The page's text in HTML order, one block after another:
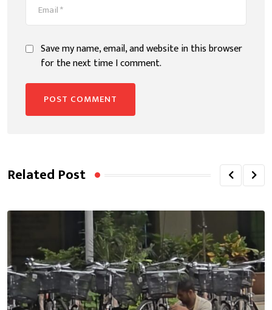
Save my name, email, and website in this browser
for the next time I comment.
Related Post